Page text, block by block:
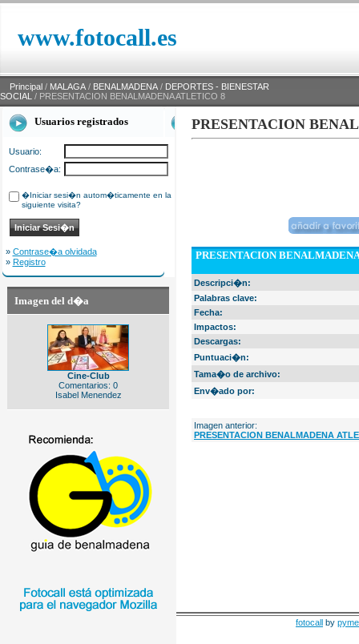
www.fotocall.es
Principal / MALAGA / BENALMADENA / DEPORTES - BIENESTAR
SOCIAL / PRESENTACION BENALMADENA ATLETICO 8
Usuarios registrados
Usuario:
Contrase�a:
�Iniciar sesi�n autom�ticamente en la
siguiente visita?
» Contrase�a olvidada
» Registro
Imagen del d�a
Cine-Club
Comentarios: 0
Isabel Menendez
PRESENTACION
PRESENTACION
Descripci�n:
Palabras clave:
Fecha:
Impactos:
Descargas:
Puntuaci�n:
Tama�o de archivo:
Env�ado por:
Imagen anterior:
PRESENTACION BENALMADENA
fotocall by